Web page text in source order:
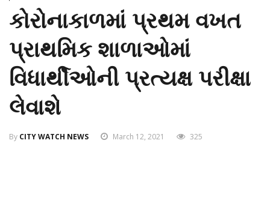
કોરોનાકાળમાં પ્રથમ વખત
પ્રાથમિક શાળાઓમાં
વિધાર્થીઓની પ્રત્યક્ષ પરીક્ષા
લેવાશે
By CITY WATCH NEWS March 12, 2021 325